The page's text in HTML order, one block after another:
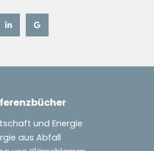
und Energie
aus Abfall